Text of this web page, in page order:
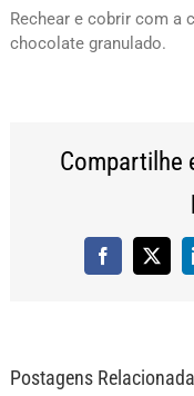
Rechear e cobrir com a
chocolate granulado.
Compartilhe
Facebook
X
Postagens